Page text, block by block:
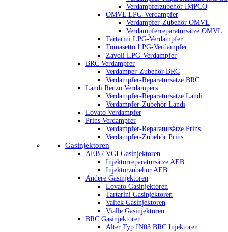
Verdampferzubehör IMPCO
OMVL LPG-Verdampfer
Verdampfer-Zubehör OMVL
Verdampferreparatursätze OMVL
Tartarini LPG-Verdampfer
Tomasetto LPG-Verdampfer
Zavoli LPG-Verdampfer
BRC Verdampfer
Verdamper-Zubehör BRC
Verdampfer-Reparatursätze BRC
Landi Renzo Verdampers
Verdampfer-Reparatursätze Landi
Verdampfer-Zubehör Landi
Lovato Verdampfer
Prins Verdampfer
Verdampfer-Reparatursätze Prins
Verdampfer-Zubehör Prins
Gasinjektoren
AEB / VGI Gasinjektoren
Injektorreparatursätze AEB
Injektorzubehör AEB
Andere Gasinjektoren
Lovato Gasinjektoren
Tartarini Gasinjektoren
Valtek Gasinjektoren
Vialle Gasinjektoren
BRC Gasinjektoren
Alter Typ IN03 BRC Injektoren